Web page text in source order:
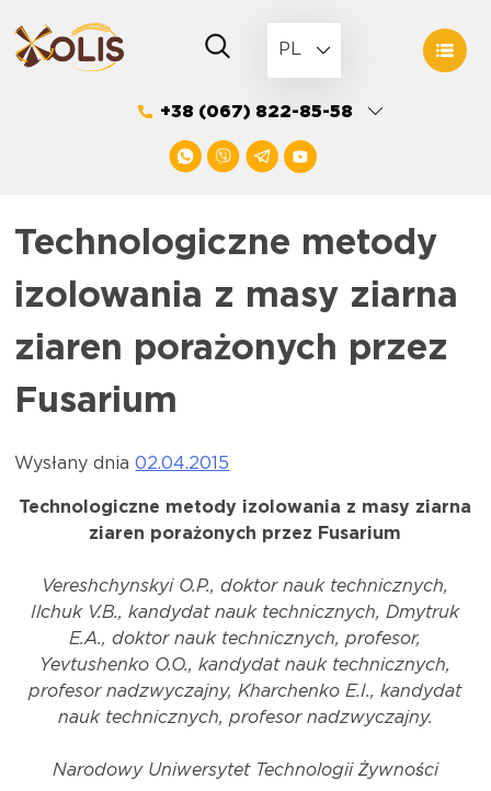
to
content
PL
+38 (067) 822-85-58
Technologiczne metody
izolowania z masy ziarna
ziaren porażonych przez
Fusarium
Wysłany dnia02.04.2015
Technologiczne metody izolowania z masy ziarna
ziaren porażonych przez Fusarium
Vereshchynskyi O.P., doktor nauk technicznych,
Ilchuk V.B., kandydat nauk technicznych, Dmytruk
E.A., doktor nauk technicznych, profesor,
Yevtushenko O.O., kandydat nauk technicznych,
profesor nadzwyczajny, Kharchenko E.I., kandydat
nauk technicznych, profesor nadzwyczajny.
Narodowy Uniwersytet Technologii Żywności